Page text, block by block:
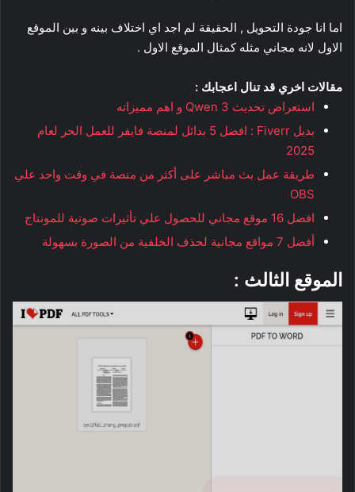
اما انا جودة التحويل , الحقيقة لم اجد اي اختلاف بينه و بين الموقع
الاول لانه مجاني مثله كمثال الموقع الاول .
مقالات اخري قد تنال اعجابك :
استعراض تحديث Qwen 3 و اهم مميزاته
بديل Fiverr : افضل 5 بدائل لمنصة فايفر للعمل الحر لعام
2025
طريقة عمل بث مباشر على أكثر من منصة في وقت واحد علي
OBS
افضل 16 موقع مجاني للحصول علي تأثيرات صوتية للمونتاج
أفضل 7 مواقع مجانية لحذف الخلفية من الصورة بسهولة
الموقع الثالث :